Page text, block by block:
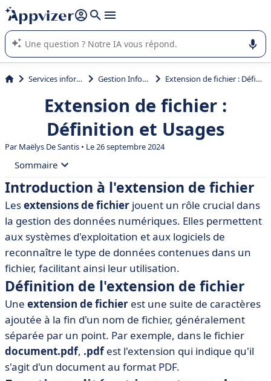
répondre (plusieurs lignes avec
L'IA de Appvizer vous guide dans l'utilisation ou la sélection de
logiciel SaaS en entreprise.
Services informatiques Gestion Informatique Extension de fichier : Définition et Usages
Extension de fichier :
Définition et Usages
ParMaëlys De Santis • Le 26 septembre 2024
Sommaire
• Introduction à l'extension de fichier
• Définition de l'extension de fichier
• Fonctionnalités et importance des extensions de
fichier
• Types d'extensions de fichier courantes
• Comment changer une extension de fichier
• Outils et logiciels recommandés pour gérer les
extensions de fichier
• Conclusion
Introduction à l'extension de fichier
Lesextensions de fichier jouent un rôle crucial dans
la gestion des données numériques. Elles permettent
aux systèmes d'exploitation et aux logiciels de
reconnaître le type de données contenues dans un
fichier, facilitant ainsi leur utilisation.
Définition de l'extension de fichier
Une extension de fichier est une suite de caractères
ajoutée à la fin d'un nom de fichier, généralement
séparée par un point. Par exemple, dans le fichier
document.pdf, .pdfest l'extension qui indique qu'il
s'agit d'un document au format PDF.